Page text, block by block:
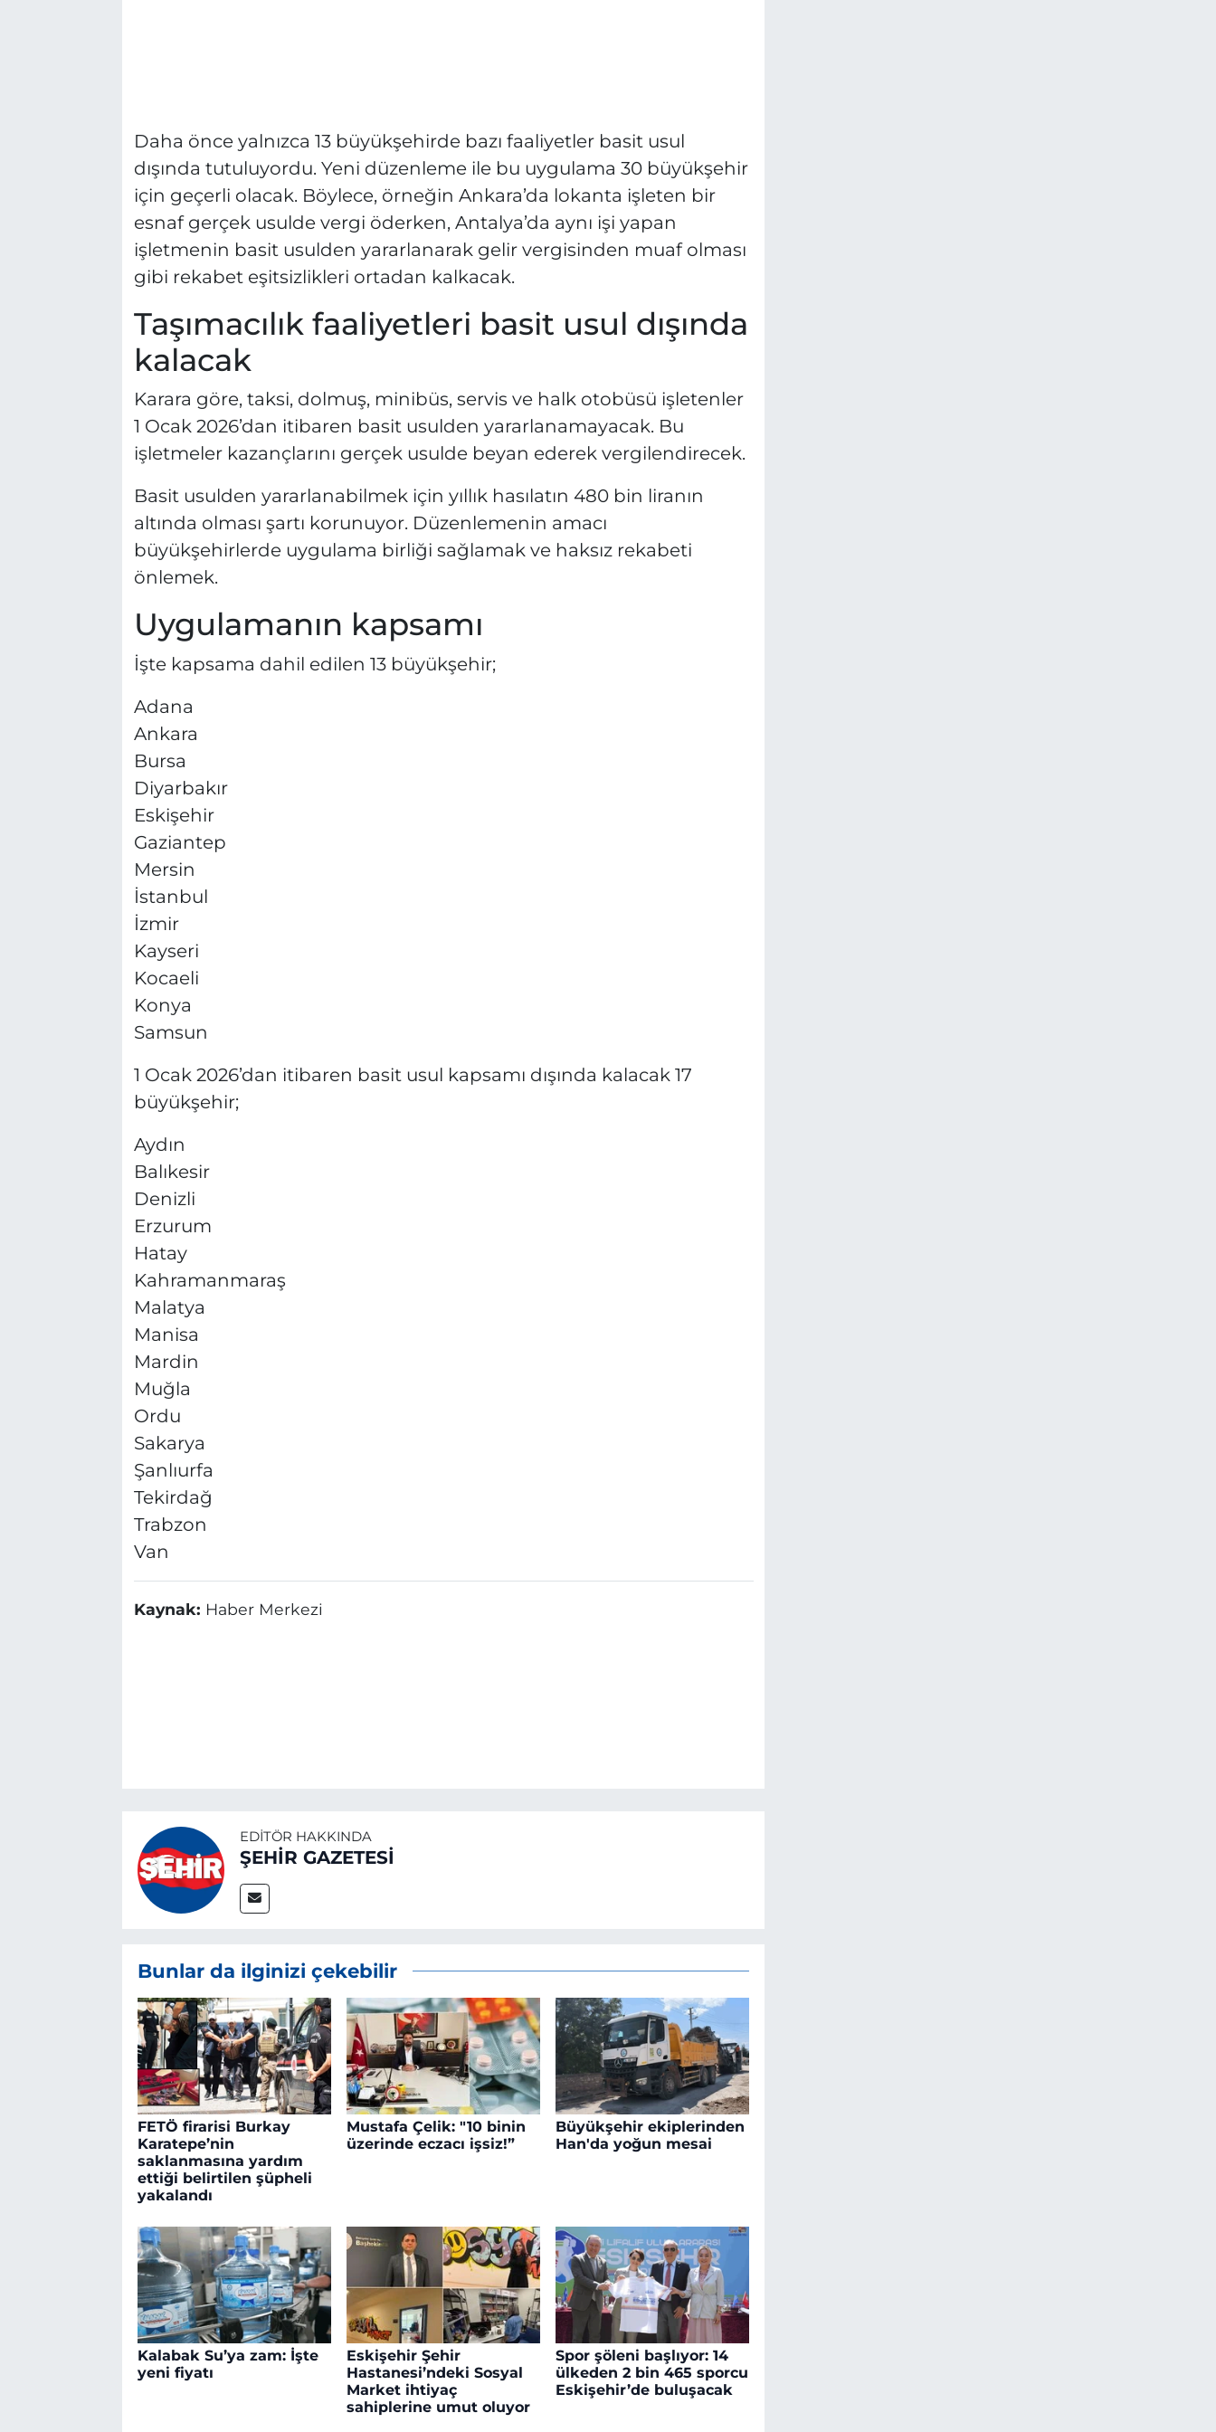
Daha önce yalnızca 13 büyükşehirde bazı faaliyetler basit usul
dışında tutuluyordu. Yeni düzenleme ile bu uygulama 30 büyükşehir
için geçerli olacak. Böylece, örneğin Ankara’da lokanta işleten bir
esnaf gerçek usulde vergi öderken, Antalya’da aynı işi yapan
işletmenin basit usulden yararlanarak gelir vergisinden muaf olması
gibi rekabet eşitsizlikleri ortadan kalkacak.
Taşımacılık faaliyetleri basit usul dışında
kalacak
Karara göre, taksi, dolmuş, minibüs, servis ve halk otobüsü işletenler
1 Ocak 2026’dan itibaren basit usulden yararlanamayacak. Bu
işletmeler kazançlarını gerçek usulde beyan ederek vergilendirecek.
Basit usulden yararlanabilmek için yıllık hasılatın 480 bin liranın
altında olması şartı korunuyor. Düzenlemenin amacı
büyükşehirlerde uygulama birliği sağlamak ve haksız rekabeti
önlemek.
Uygulamanın kapsamı
İşte kapsama dahil edilen 13 büyükşehir;
Adana
Ankara
Bursa
Diyarbakır
Eskişehir
Gaziantep
Mersin
İstanbul
İzmir
Kayseri
Kocaeli
Konya
Samsun
1 Ocak 2026’dan itibaren basit usul kapsamı dışında kalacak 17
büyükşehir;
Aydın
Balıkesir
Denizli
Erzurum
Hatay
Kahramanmaraş
Malatya
Manisa
Mardin
Muğla
Ordu
Sakarya
Şanlıurfa
Tekirdağ
Trabzon
Van
Kaynak: Haber Merkezi
EDITÖR HAKKINDA
ŞEHİR GAZETESİ
Bunlar da ilginizi çekebilir
FETÖ firarisi Burkay
Karatepe’nin
saklanmasına yardım
ettiği belirtilen şüpheli
yakalandı
Mustafa Çelik: "10 binin
üzerinde eczacı işsiz!”
Büyükşehir ekiplerinden
Han'da yoğun mesai
Kalabak Su’ya zam: İşte
yeni fiyatı
Eskişehir Şehir
Hastanesi’ndeki Sosyal
Market ihtiyaç
sahiplerine umut oluyor
Spor şöleni başlıyor: 14
ülkeden 2 bin 465 sporcu
Eskişehir’de buluşacak